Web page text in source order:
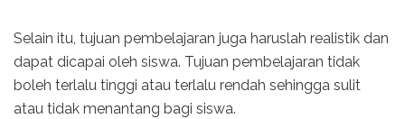
Selain itu, tujuan pembelajaran juga haruslah realistik dan
dapat dicapai oleh siswa. Tujuan pembelajaran tidak
boleh terlalu tinggi atau terlalu rendah sehingga sulit
atau tidak menantang bagi siswa.